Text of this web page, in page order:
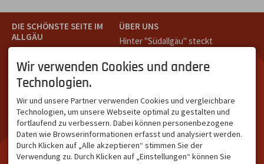
DIE SCHÖNSTE SEITE IM
ALLGÄU
Teil des Oberallgäus. Es
verbindet die Tourismus-
Destinationen Oberstdorf,
Kleinwalsertal und beliebte
Urlaubsziele wie die
Hörnerdörfer, Alpsee-
Grünten, Oberstaufen oder
Wertach im Allgäu.
ÜBER UNS
Hinter "Südallgäu" steckt
Oberstdorf.
Unser Ziel ist ein attraktives
Leistungsträger im
südlichen Oberallgäu eine
starke Plattform bietet.
NETZWERK & REICHWEITE
Wir verwenden Cookies und andere
Technologien.
Wir und unsere Partner verwenden Cookies und vergleichbare
Technologien, um unsere Webseite optimal zu gestalten und
fortlaufend zu verbessern. Dabei können personenbezogene
Daten wie Browserinformationen erfasst und analysiert werden.
Durch Klicken auf „Alle akzeptieren“ stimmen Sie der
Verwendung zu. Durch Klicken auf „Einstellungen“ können Sie